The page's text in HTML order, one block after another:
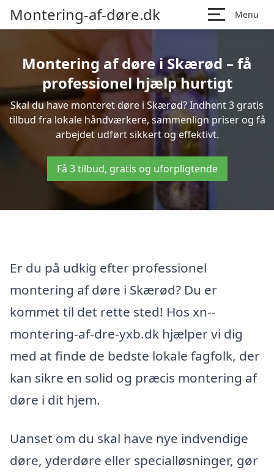
Montering-af-døre.dk Menu
Montering af døre i Skærød – få
professionel hjælp hurtigt
Skal du have monteret døre i Skærød? Indhent 3 gratis
tilbud fra lokale håndværkere, sammenlign priser og få
arbejdet udført sikkert og effektivt.
Få 3 tilbud, gratis og uforpligtende
Er du på udkig efter professionel
montering af døre i Skærød? Du er
kommet til det rette sted! Hos xn--
montering-af-dre-yxb.dk hjælper vi dig
med at finde de bedste lokale fagfolk, der
kan sikre en solid og præcis montering af
døre i dit hjem.
Uanset om du skal have nye indvendige
døre, yderdøre eller specialløsninger, gør